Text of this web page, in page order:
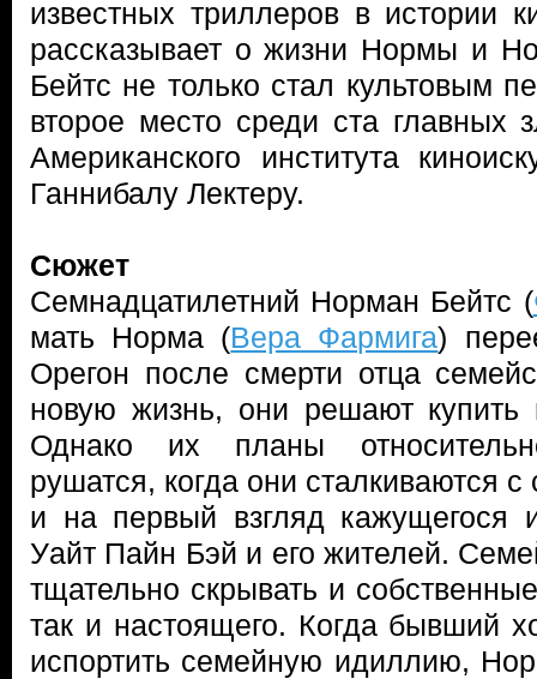
известных триллеров в истории
рассказывает о жизни Нормы и
Бейтс не только стал культовым
второе место среди ста главных
Американского института
Ганнибалу Лектеру.
Сюжет
Семнадцатилетний Норман Бейтс (
мать Норма (Вера Фармига)
Орегон после смерти отца
новую жизнь, они решают купить
Однако их планы
рушатся, когда они сталкиваются
и на первый взгляд кажущегося
Уайт Пайн Бэй и его жителей.
тщательно скрывать и
так и настоящего. Когда бывший
испортить семейную идиллию,